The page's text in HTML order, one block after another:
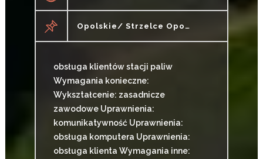
Opolskie/ Strzelce Opolskie
obsługa klientów stacji paliw
Wymagania konieczne:
Wykształcenie: zasadnicze
zawodowe Uprawnienia:
komunikatywność Uprawnienia:
obsługa komputera Uprawnienia:
obsługa klienta Wymagania inne: